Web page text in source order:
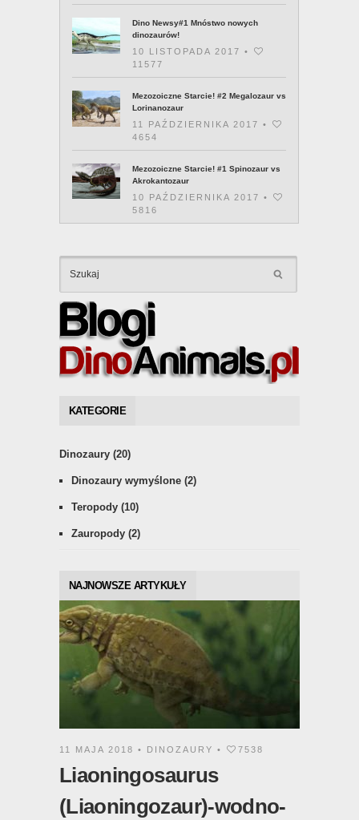
Dino Newsy#1 Mnóstwo nowych
dinozaurów!
10 LISTOPADA 2017 •
11577
Mezozoiczne Starcie! #2 Megalozaur vs
Lorinanozaur
11 PAŹDZIERNIKA 2017 •
4654
Mezozoiczne Starcie! #1 Spinozaur vs
Akrokantozaur
10 PAŹDZIERNIKA 2017 •
5816
KATEGORIE
Dinozaury (20)
Dinozaury wymyślone (2)
Teropody (10)
Zauropody (2)
NAJNOWSZE ARTYKUŁY
11 MAJA 2018 • DINOZAURY • 7538
Liaoningosaurus
(Liaoningozaur)-wodno-